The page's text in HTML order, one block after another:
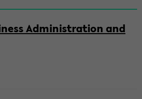
Administration and